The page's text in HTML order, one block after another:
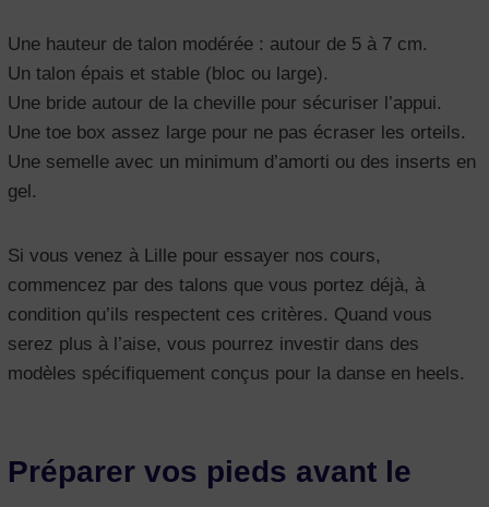
Une hauteur de talon modérée : autour de 5 à 7 cm.
Un talon épais et stable (bloc ou large).
Une bride autour de la cheville pour sécuriser l’appui.
Une toe box assez large pour ne pas écraser les orteils.
Une semelle avec un minimum d’amorti ou des inserts en
gel.
Si vous venez à Lille pour essayer nos cours,
commencez par des talons que vous portez déjà, à
condition qu’ils respectent ces critères. Quand vous
serez plus à l’aise, vous pourrez investir dans des
modèles spécifiquement conçus pour la danse en heels.
Préparer vos pieds avant le